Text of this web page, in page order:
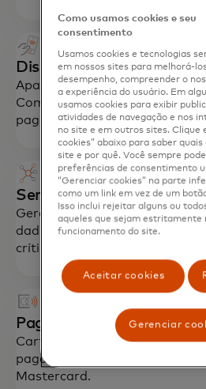
Dispositivo de ponto de
Aparelho inteligente com
Community Pass que permite
pagamentos.
Serviço de dados
Gerenciamento seguro de
dados agregadas e
críticos.
Pagamentos
Cartões de inclusão financeira
pagamentos sem contato nos
Mastercard.
Como usamos cookies e seu
consentimento
Usamos cookies e tecnologias
em nossos sites para melhorá-
desempenho, compreender o
a experiência do usuário. Em
usamos cookies para exibir
atividades de navegação e nos
no site e em outros sites. Clique
cookies” abaixo para saber
site e por quê. Você sempre
preferências de consentimento
“Gerenciar cookies” na parte
como um link em vez de um
Isso inclui rejeitar alguns ou
aqueles que sejam estritamente
funcionamento do site.
Aceitar cookies
Gerenciar